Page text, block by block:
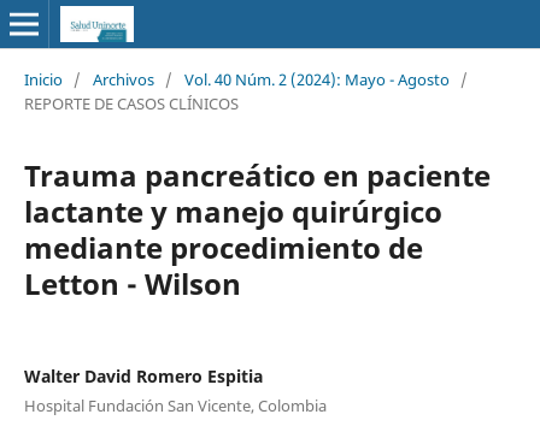
Inicio / Archivos / Vol. 40 Núm. 2 (2024): Mayo - Agosto /
REPORTE DE CASOS CLÍNICOS
Trauma pancreático en paciente
lactante y manejo quirúrgico
mediante procedimiento de
Letton - Wilson
Walter David Romero Espitia
Hospital Fundación San Vicente, Colombia